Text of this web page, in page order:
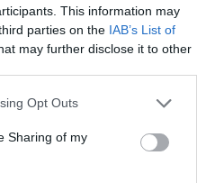
This information may
parties on the IAB’s List of
may further disclose it to other
Opt Outs
Sharing of my
začel govoriti takšne
primer, da je
Nata.' Rusija pa je lepo
mi pa gremo potem
to.«